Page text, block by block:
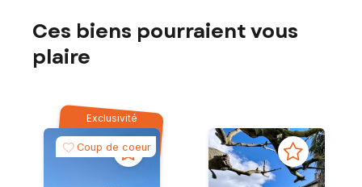
Ces biens pourraient vous
plaire
Exclusivité
Coup de coeur